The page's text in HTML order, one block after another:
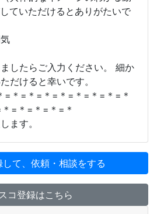
ていただけるとありがたいで
したらご入力ください。 細か
だけると幸いです。
=＊=＊=＊=＊=＊=＊=＊=＊
=＊=＊=＊=＊
ます。
て、依頼・相談をする
コ登録はこちら